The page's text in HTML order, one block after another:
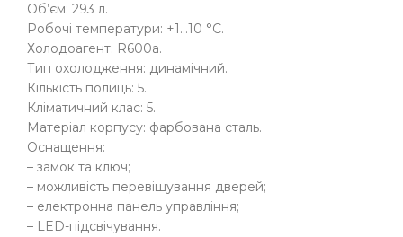
Об’єм: 293 л.
Робочі температури: +1…10 °C.
Холодоагент: R600a.
Тип охолодження: динамічний.
Кількість полиць: 5.
Кліматичний клас: 5.
Матеріал корпусу: фарбована сталь.
Оснащення:
– замок та ключ;
– можливість перевішування дверей;
– електронна панель управління;
– LED-підсвічування.